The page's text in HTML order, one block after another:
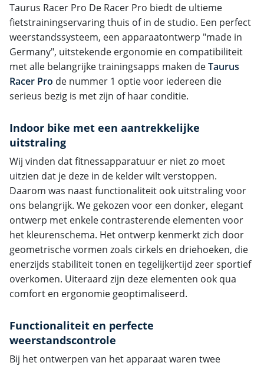
Taurus Racer Pro De Racer Pro biedt de ultieme
fietstrainingservaring thuis of in de studio. Een perfect
weerstandssysteem, een apparaatontwerp "made in
Germany", uitstekende ergonomie en compatibiliteit
met alle belangrijke trainingsapps maken deTaurus
Racer Pro de nummer 1 optie voor iedereen die
serieus bezig is met zijn of haar conditie.
Indoor bike met een aantrekkelijke
uitstraling
Wij vinden dat fitnessapparatuur er niet zo moet
uitzien dat je deze in de kelder wilt verstoppen.
Daarom was naast functionaliteit ook uitstraling voor
ons belangrijk. We gekozen voor een donker, elegant
ontwerp met enkele contrasterende elementen voor
het kleurenschema. Het ontwerp kenmerkt zich door
geometrische vormen zoals cirkels en driehoeken, die
enerzijds stabiliteit tonen en tegelijkertijd zeer sportief
overkomen. Uiteraard zijn deze elementen ook qua
comfort en ergonomie geoptimaliseerd.
Functionaliteit en perfecte
weerstandscontrole
Bij het ontwerpen van het apparaat waren twee